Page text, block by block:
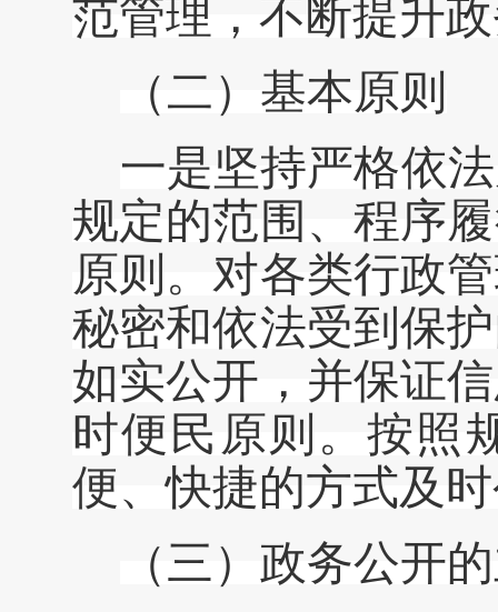
范管理，不断提升
（二） 基本原则
一是坚持严格依
规定的范围、程序
原则。对各类行政
秘密和依法受到保
如实公开，并保证
时便民原则。按照
便、快捷的方式及
（三 ） 政务公开